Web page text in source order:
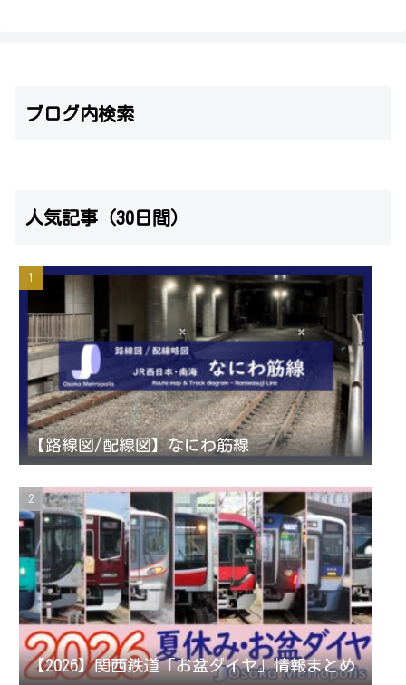
ブログ内検索
人気記事（30日間）
【路線図/配線図】なにわ筋線
【2026】関西鉄道「お盆ダイヤ」情報まとめ